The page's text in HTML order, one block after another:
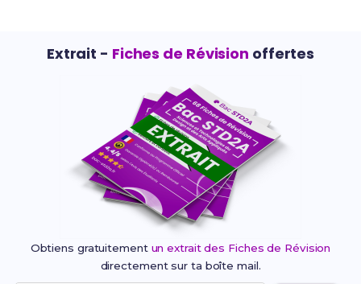
Extrait - Fiches de Révision offertes
Obtiens gratuitement un extrait des Fiches de Révision
directement sur ta boîte mail.